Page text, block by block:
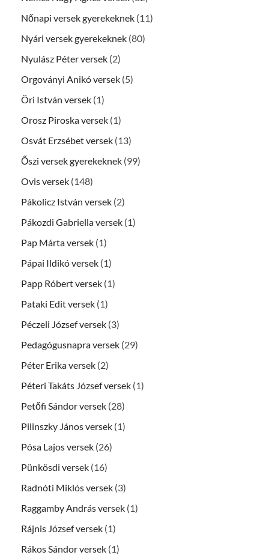
Nőnapi versek gyerekeknek (11)
Nyári versek gyerekeknek (80)
Nyulász Péter versek (2)
Orgoványi Anikó versek (5)
Öri István versek (1)
Orosz Piroska versek (1)
Osvát Erzsébet versek (13)
Őszi versek gyerekeknek (99)
Ovis versek (148)
Pákolicz István versek (2)
Pákozdi Gabriella versek (1)
Pap Márta versek (1)
Pápai Ildikó versek (1)
Papp Róbert versek (1)
Pataki Edit versek (1)
Péczeli József versek (3)
Pedagógusnapra versek (29)
Péter Erika versek (2)
Péteri Takáts József versek (1)
Petőfi Sándor versek (28)
Pilinszky János versek (1)
Pósa Lajos versek (26)
Pünkösdi versek (16)
Radnóti Miklós versek (3)
Raggamby András versek (1)
Rájnis József versek (1)
Rákos Sándor versek (1)